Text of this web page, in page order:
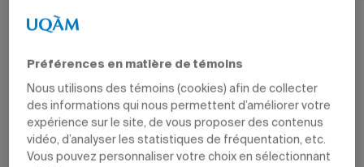
En plus de faciliter le passage du collégial à
l’université, l’entente élargit l’accès à l’École d’été
d’immersion journalistique en communauté
autochtone.
VIE UNIVERSITAIRE ENSEIGNEMENT
COMMUNICATION
PROFESSEURS
Préférences en matière de témoins
Nous utilisons des témoins (cookies) afin de collecter
des informations qui nous permettent d’améliorer votre
expérience sur le site, de vous proposer des contenus
vidéo, d’analyser les statistiques de fréquentation, etc.
Vous pouvez personnaliser votre choix en sélectionnant